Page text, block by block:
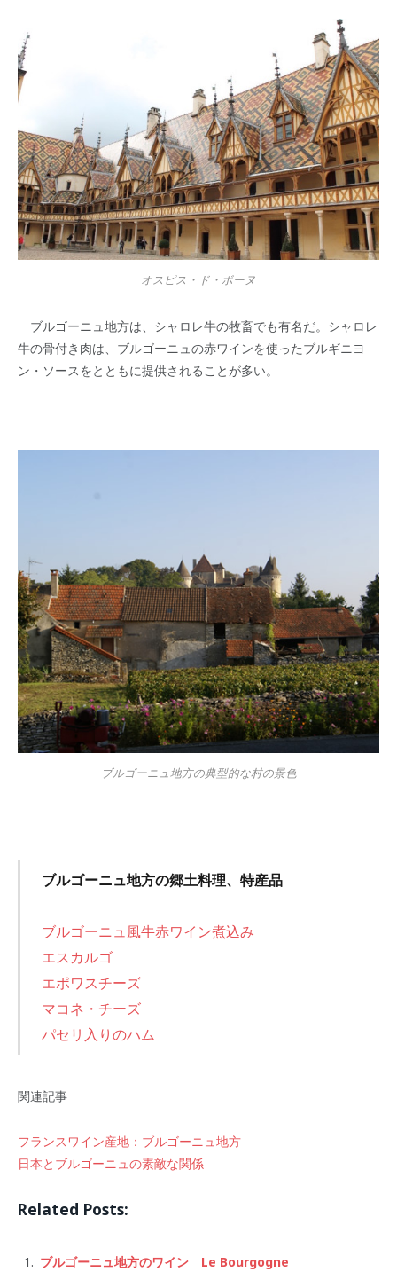
オスピス・ド・ボーヌ
ブルゴーニュ地方は、シャロレ牛の牧畜でも有名だ。シャロレ
牛の骨付き肉は、ブルゴーニュの赤ワインを使ったブルギニヨ
ン・ソースをとともに提供されることが多い。
ブルゴーニュ地方の典型的な村の景色
ブルゴーニュ地方の郷土料理、特産品
ブルゴーニュ風牛赤ワイン煮込み
エスカルゴ
エポワスチーズ
マコネ・チーズ
パセリ入りのハム
関連記事
フランスワイン産地：ブルゴーニュ地方
日本とブルゴーニュの素敵な関係
Related Posts:
ブルゴーニュ地方のワイン Le Bourgogne